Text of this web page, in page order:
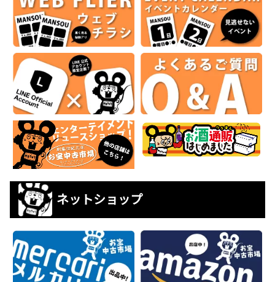
ネットショップ